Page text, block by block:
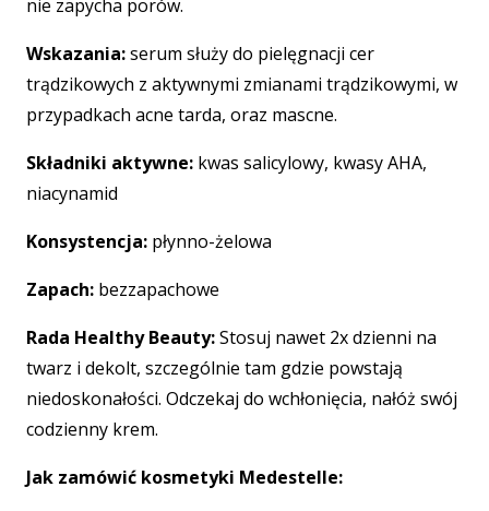
nie zapycha porów.
Wskazania:serum służy do pielęgnacji cer
trądzikowych z aktywnymi zmianami trądzikowymi, w
przypadkach acne tarda, oraz mascne.
Składniki aktywne: kwas salicylowy, kwasy AHA,
niacynamid
Konsystencja: płynno-żelowa
Zapach: bezzapachowe
Rada Healthy Beauty:Stosuj nawet 2x dzienni na
twarz i dekolt, szczególnie tam gdzie powstają
niedoskonałości. Odczekaj do wchłonięcia, nałóż swój
codzienny krem.
Jak zamówić kosmetyki Medestelle: